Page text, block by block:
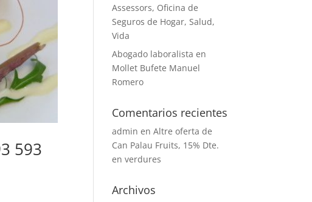
593
Assessors, Oficina de
Seguros de Hogar, Salud,
Vida
Abogado laboralista en
Mollet Bufete Manuel
Romero
Comentarios recientes
admin enAltre oferta de
Can Palau Fruits, 15% Dte.
en verdures
Archivos